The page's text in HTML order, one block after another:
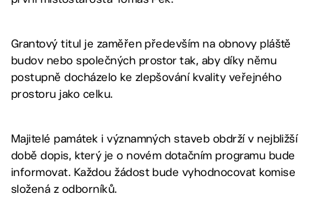
Grantový titul je zaměřen především na obnovy pláště
budov nebo společných prostor tak, aby díky němu
postupně docházelo ke zlepšování kvality veřejného
prostoru jako celku.
Majitelé památek i významných staveb obdrží v nejbližší
době dopis, který je o novém dotačním programu bude
informovat. Každou žádost bude vyhodnocovat komise
složená z odborníků.